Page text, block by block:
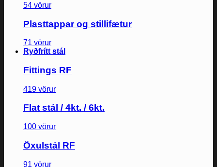
54 vörur
Plasttappar og stillifætur
71 vörur
Ryðfrítt stál
Fittings RF
419 vörur
Flat stál / 4kt. / 6kt.
100 vörur
Öxulstál RF
91 vörur